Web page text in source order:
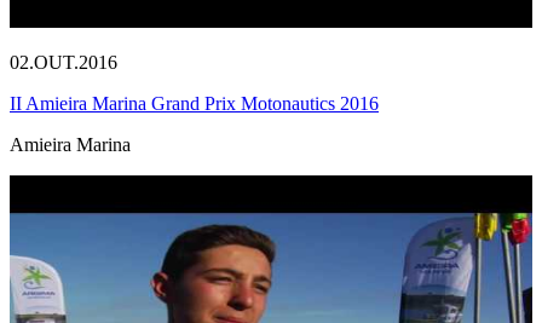
02.OUT.2016
II Amieira Marina Grand Prix Motonautics 2016
Amieira Marina